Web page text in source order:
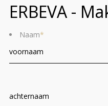
ERBEVA -
Naam*